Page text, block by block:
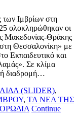
των Ιμβρίων στη
ολοκληρώθηκαν οι
Μακεδονίας-Θράκης
Θεσσαλονίκη» με
Εκπαιδευτικό και
Σε κλίμα
διαδρομή…
(SLIDER),
, ΤΑ ΝΕΑ ΤΗΣ
Continue